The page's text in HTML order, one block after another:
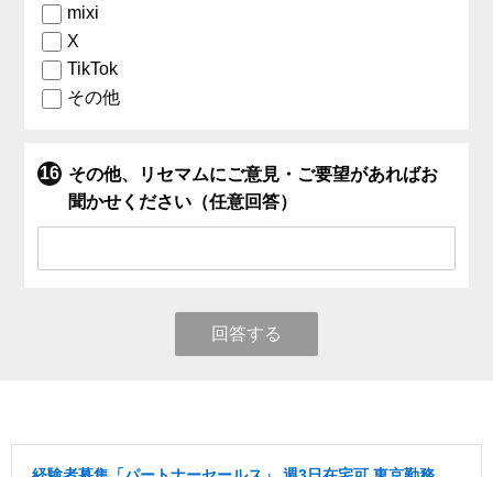
mixi
X
TikTok
その他
その他、リセマムにご意見・ご要望があればお
聞かせください（任意回答）
回答する